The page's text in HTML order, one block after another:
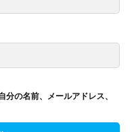
の名前、メールアドレス、